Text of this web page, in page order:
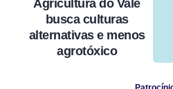
Agricultura do Vale
busca culturas
alternativas e menos
agrotóxico